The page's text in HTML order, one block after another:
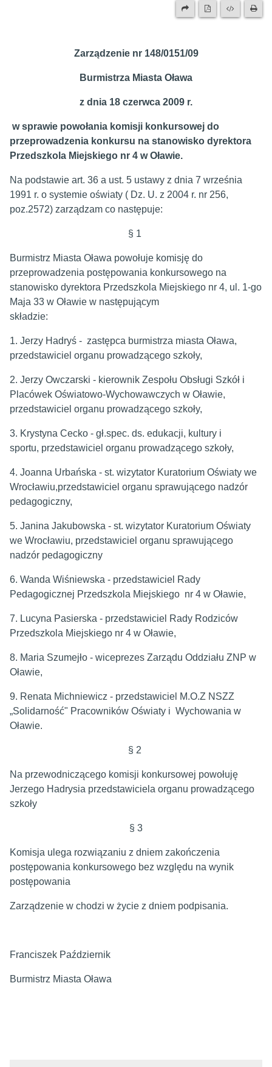
Zarządzenie nr 148/0151/09
Burmistrza Miasta Oława
z dnia 18 czerwca 2009 r.
w sprawie powołania komisji konkursowej do
przeprowadzenia konkursu na stanowisko dyrektora
Przedszkola Miejskiego nr 4 w Oławie.
Na podstawie art. 36 a ust. 5 ustawy z dnia 7 września
1991 r. o systemie oświaty ( Dz. U. z 2004 r. nr 256,
poz.2572) zarządzam co następuje:
§ 1
Burmistrz Miasta Oława powołuje komisję do
przeprowadzenia postępowania konkursowego na
stanowisko dyrektora Przedszkola Miejskiego nr 4, ul. 1-go
Maja 33 w Oławie w następującym
składzie:
1. Jerzy Hadryś - zastępca burmistrza miasta Oława,
przedstawiciel organu prowadzącego szkoły,
2. Jerzy Owczarski - kierownik Zespołu Obsługi Szkół i
Placówek Oświatowo-Wychowawczych w Oławie,
przedstawiciel organu prowadzącego szkoły,
3. Krystyna Cecko - gł.spec. ds. edukacji, kultury i
sportu, przedstawiciel organu prowadzącego szkoły,
4. Joanna Urbańska - st. wizytator Kuratorium Oświaty we
Wrocławiu,przedstawiciel organu sprawującego nadzór
pedagogiczny,
5. Janina Jakubowska - st. wizytator Kuratorium Oświaty
we Wrocławiu, przedstawiciel organu sprawującego
nadzór pedagogiczny
6. Wanda Wiśniewska - przedstawiciel Rady
Pedagogicznej Przedszkola Miejskiego nr 4 w Oławie,
7. Lucyna Pasierska - przedstawiciel Rady Rodziców
Przedszkola Miejskiego nr 4 w Oławie,
8. Maria Szumejło - wiceprezes Zarządu Oddziału ZNP w
Oławie,
9. Renata Michniewicz - przedstawiciel M.O.Z NSZZ
„Solidarność" Pracowników Oświaty i Wychowania w
Oławie.
§ 2
Na przewodniczącego komisji konkursowej powołuję
Jerzego Hadrysia przedstawiciela organu prowadzącego
szkoły
§ 3
Komisja ulega rozwiązaniu z dniem zakończenia
postępowania konkursowego bez względu na wynik
postępowania
Zarządzenie w chodzi w życie z dniem podpisania.
Franciszek Październik
Burmistrz Miasta Oława